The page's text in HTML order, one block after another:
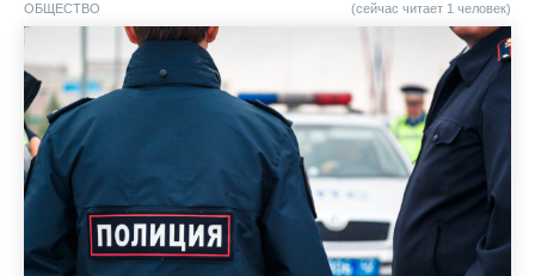
ОБЩЕСТВО
(сейчас читает 1 человек)